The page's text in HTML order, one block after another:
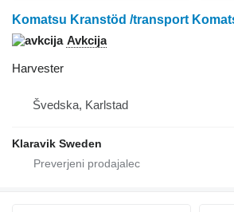
Komatsu Kranstöd /transport
Avkcija
Harvester
Švedska, Karlstad
Klaravik Sweden